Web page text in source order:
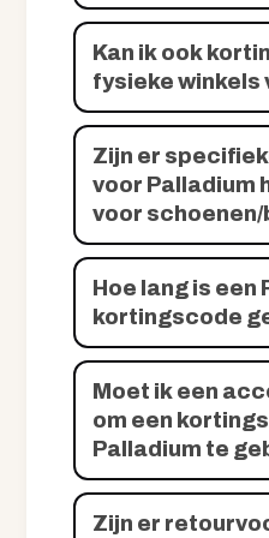
Kan ik ook
fysieke winkels
Zijn er
voor Palladium
voor
Hoe lang is een
kortingscode
Moet ik een
om een
Palladium te
Zijn er